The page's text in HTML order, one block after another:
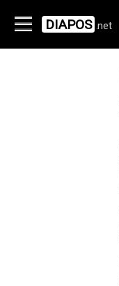
DIAPOS .net